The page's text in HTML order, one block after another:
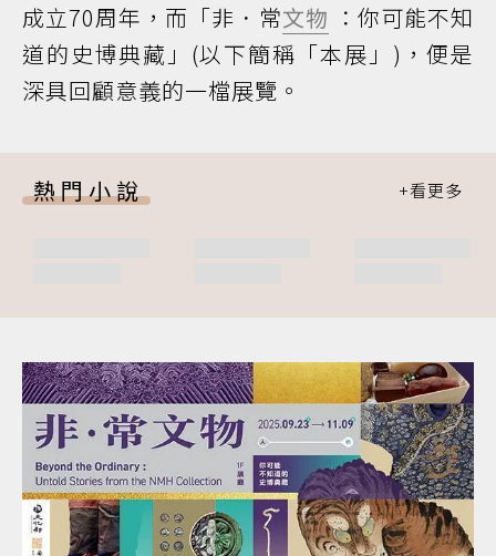
成立70周年，而「非．常文物 ：你可能不知
道的史博典藏」(以下簡稱「本展」)，便是
深具回顧意義的一檔展覽。
熱門小說